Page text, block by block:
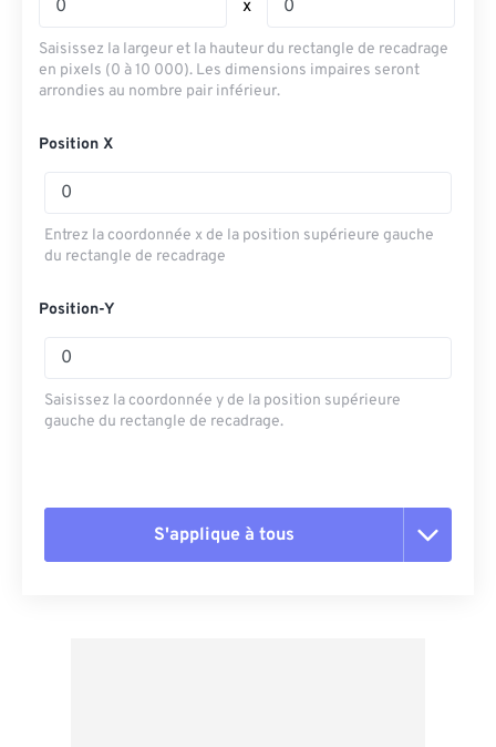
x
Saisissez la largeur et la hauteur du rectangle de recadrage
en pixels (0 à 10 000). Les dimensions impaires seront
arrondies au nombre pair inférieur.
Position X
Entrez la coordonnée x de la position supérieure gauche
du rectangle de recadrage
Position-Y
Saisissez la coordonnée y de la position supérieure
gauche du rectangle de recadrage.
S'applique à tous